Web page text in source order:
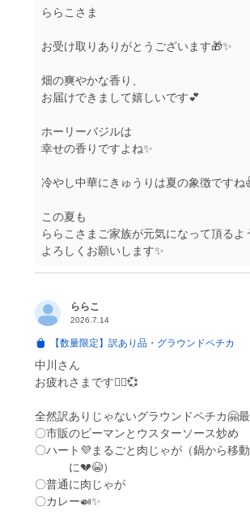
ららこさま
お受け取りありがとうございます🎁✨️
畑の爽やかな香り、
お届けできまして嬉しいです💕
ホーリーバジルは
幸せの香りですよね✨️
冷やし中華にきゅうりは夏の象徴ですね
この夏も
ららこさまご家族が元気になって頂るよ
よろしくお願いします✨️
ららこ
2026.7.14
【数量限定】訳あり品・グラウンドペチカ
中川さん
お疲れさまです🙂‍↕️💞
全然訳ありじゃないグラウンドペチカ🤗
〇市販のピーマンとウスターソース炒め
〇ハート💜まるごと肉じゃが（鍋から
に💔😭）
〇普通に肉じゃが
〇カレー🍛✨